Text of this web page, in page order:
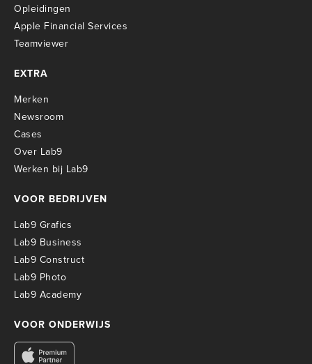
Opleidingen
Apple Financial Services
Teamviewer
EXTRA
Merken
Newsroom
Cases
Over Lab9
Werken bij Lab9
VOOR BEDRIJVEN
Lab9 Grafics
Lab9 Business
Lab9 Construct
Lab9 Photo
Lab9 Academy
VOOR ONDERWIJS